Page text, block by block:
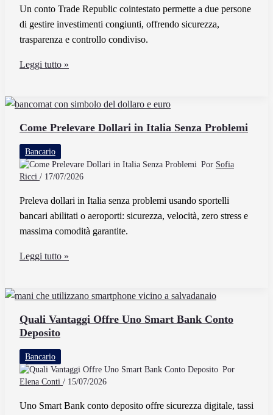
Under
30
Un conto Trade Republic cointestato permette a due persone
di gestire investimenti congiunti, offrendo sicurezza,
trasparenza e controllo condiviso.
Come
Conto
Trade
Cointestato
Leggi tutto »
Come Prelevare Dollari in Italia Senza Problemi
Bancario
Por Sofia
Ricci / 17/07/2026
Preleva dollari in Italia senza problemi usando sportelli
bancari abilitati o aeroporti: sicurezza, velocità, zero stress e
massima comodità garantite.
Come
in
Italia
Senza
Problemi
Leggi tutto »
Quali Vantaggi Offre Uno Smart Bank Conto
Deposito
Bancario
Por
Elena Conti / 15/07/2026
Uno Smart Bank conto deposito offre sicurezza digitale, tassi